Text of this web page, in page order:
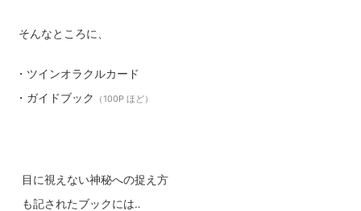
そんなところに、
・ツインオラクルカード
・ガイドブック
（100P ほど）
目に視えない神秘への捉え方
も記されたブックには‥